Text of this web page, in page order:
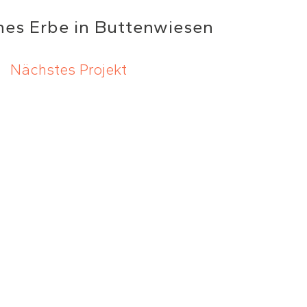
Erbe in Buttenwiesen
Nächstes Projekt